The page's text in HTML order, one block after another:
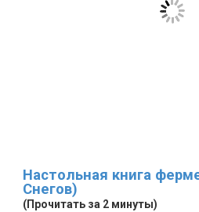
Настольная книга
Снегов)
(Прочитать за 2 минуты)